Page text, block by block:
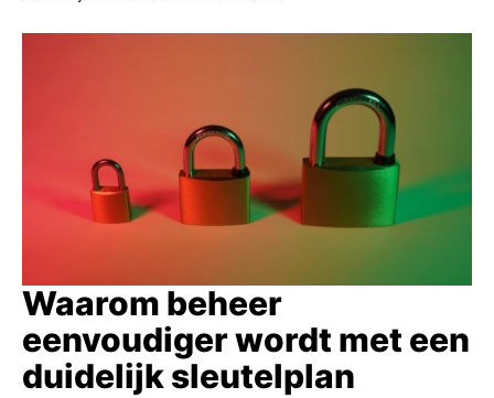
Waarom beheer
eenvoudiger wordt met een
duidelijk sleutelplan